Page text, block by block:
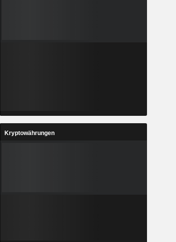
Kryptowährungen